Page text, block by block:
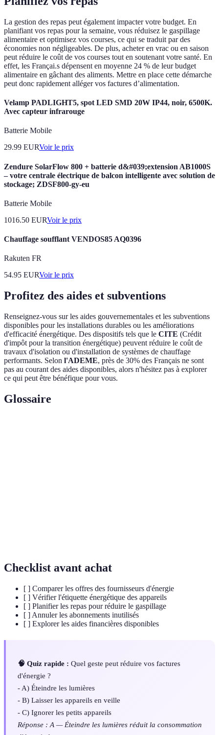
La gestion des repas peut également impacter votre budget. En
planifiant vos repas pour la semaine, vous réduisez le gaspillage
alimentaire et optimisez vos courses, ce qui se traduit par des
économies non négligeables. De plus, acheter en vrac ou en saison
peut réduire le coût de vos courses tout en soutenant votre santé. En
effet, les Françai.s dépensent en moyenne 24 % de leur budget
alimentaire en gâchant des aliments. Mettre en place cette démarche
peut donc rapidement alléger vos factures d’alimentation.
Velamp PADLIGHT5, spot LED SMD 20W IP44, noir, 6500K.
Avec capteur infrarouge
Batterie Mobile
29.99 EURVoir le prix
Zendure SolarFlow 800 + batterie d&#039;extension AB1000S
– votre centrale électrique de balcon intelligente avec solution de
stockage; ZDSF800-gy-eu
Batterie Mobile
1016.50 EURVoir le prix
Chauffage soufflant VENDOS85 AQ0396
Rakuten FR
54.95 EURVoir le prix
Profitez des aides et subventions
Renseignez-vous sur les aides gouvernementales et les subventions
disponibles pour les installations durables ou les améliorations
d'efficacité énergétique. Des dispositifs tels que le CITE (Crédit
d'impôt pour la transition énergétique) peuvent réduire le coût de
travaux d'isolation ou d'installation de systèmes de chauffage
performants. Selon l'ADEME, près de 30% des Français ne sont
pas au courant des aides disponibles, alors n'hésitez pas à explorer
ce qui peut être bénéfique pour vous.
Glossaire
Checklist avant achat
[ ] Comparer les offres des fournisseurs d'énergie
[ ] Vérifier l'étiquette énergétique des appareils
[ ] Planifier les repas pour réduire le gaspillage
[ ] Annuler les abonnements inutilisés
[ ] Explorer les aides financières disponibles
🧠 Quiz rapide : Quel geste peut réduire vos factures
d'énergie ?
- A) Éteindre les lumières
- B) Laisser les appareils en veille
- C) Ignorer les petits appareils
Réponse : A — Éteindre les lumières réduit la consommation